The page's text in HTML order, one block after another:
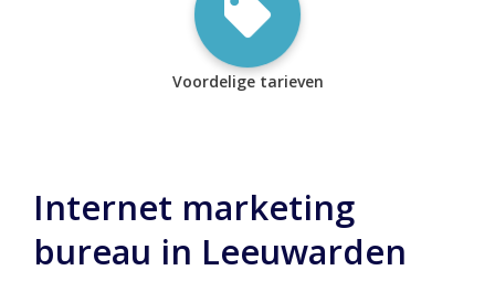
Voordelige tarieven
Internet marketing
bureau in Leeuwarden